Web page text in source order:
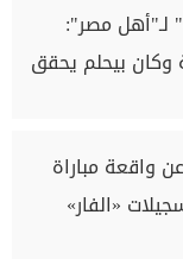
مصر":
وكان بيحلم يحقق
واقعة مباراة
«الفار»